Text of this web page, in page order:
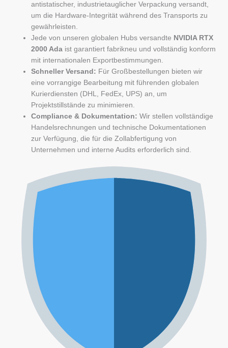
antistatischer, industrietauglicher Verpackung versandt,
um die Hardware-Integrität während des Transports zu
gewährleisten.
Jede von unseren globalen Hubs versandte NVIDIA RTX
2000 Ada ist garantiert fabrikneu und vollständig konform
mit internationalen Exportbestimmungen.
Schneller Versand: Für Großbestellungen bieten wir
eine vorrangige Bearbeitung mit führenden globalen
Kurierdiensten (DHL, FedEx, UPS) an, um
Projektstillstände zu minimieren.
Compliance & Dokumentation: Wir stellen vollständige
Handelsrechnungen und technische Dokumentationen
zur Verfügung, die für die Zollabfertigung von
Unternehmen und interne Audits erforderlich sind.